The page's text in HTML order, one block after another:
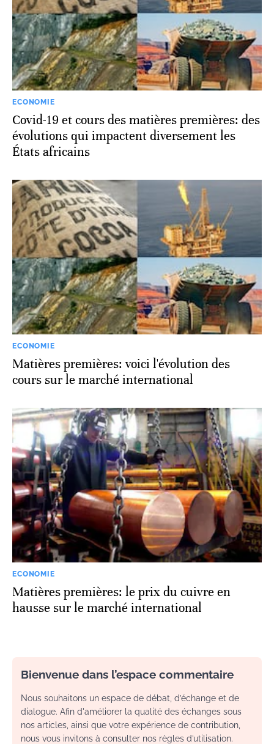
ECONOMIE
Covid-19 et cours des matières premières: des
évolutions qui impactent diversement les
États africains
ECONOMIE
Matières premières: voici l'évolution des
cours sur le marché international
ECONOMIE
Matières premières: le prix du cuivre en
hausse sur le marché international
Bienvenue dans l’espace commentaire
Nous souhaitons un espace de débat, d’échange et de
dialogue. Afin d'améliorer la qualité des échanges sous
nos articles, ainsi que votre expérience de contribution,
nous vous invitons à consulter nos règles d’utilisation.